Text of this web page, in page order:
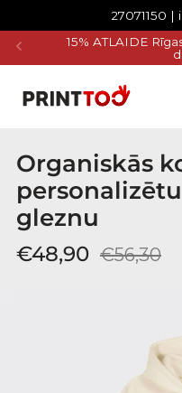
Pāriet uz saturu27071150
15% ATLAIDE
Organiskās
gleznu
€48,90 €56,30